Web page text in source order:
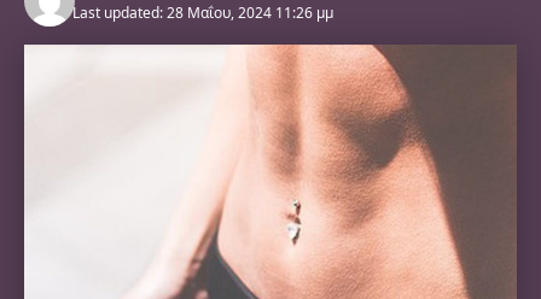
Last updated: 28 Μαΐου, 2024 11:26 μμ